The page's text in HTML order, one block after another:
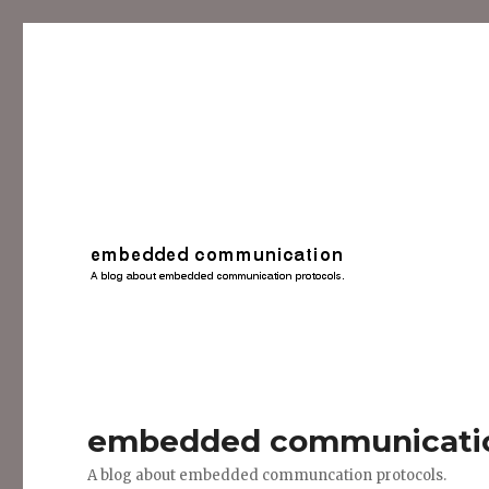
embedded
A blog about embedded communcation protocols.